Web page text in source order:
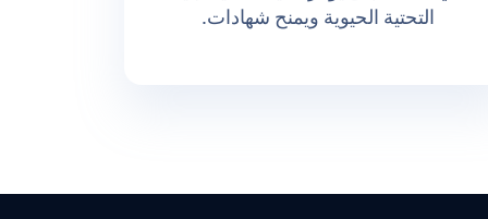
التحتية الحيوية ويمنح شهادات.